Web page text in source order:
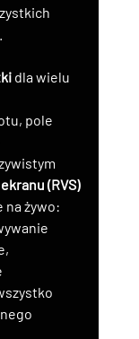
dla wielu
pole
(RVS)
na żywo: